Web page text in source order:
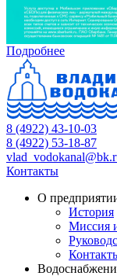
Подробнее
8 (4922) 43-10-03
8 (4922) 53-18-87
Контакты
О
История
Миссия